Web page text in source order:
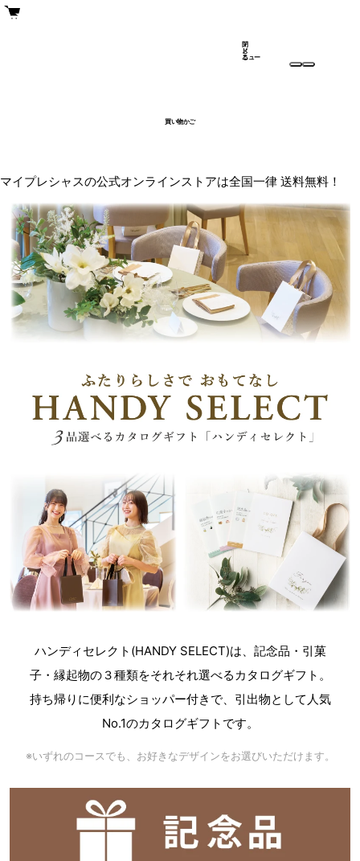
買い物かご
メ
ニュー
閉
じ
る
マイプレシャスの公式オンラインストアは全国一律 送料無料！
ハンディセレクト(HANDY SELECT)は、記念品・引菓
子・縁起物の３種類をそれそれ選べるカタログギフト。
持ち帰りに便利なショッパー付きで、引出物として人気
No.1のカタログギフトです。
※いずれのコースでも、お好きなデザインをお選びいただけます。